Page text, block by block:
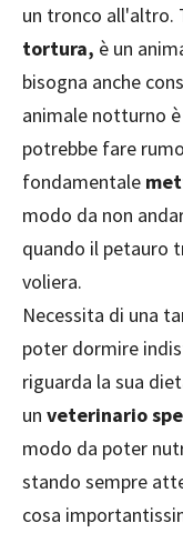
un tronco all'altro.
tortura, è un
bisogna anche
animale notturno è
potrebbe fare
fondamentale
modo da non
quando il petauro
voliera.
Necessita di una
poter dormire
riguarda la sua
un veterinario
modo da poter
stando sempre
cosa